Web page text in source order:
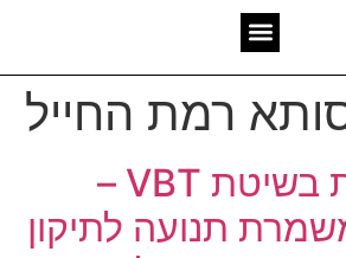
רמת החייל
ניתוח עקמת בשיטת VBT –
תנועה לתיקון